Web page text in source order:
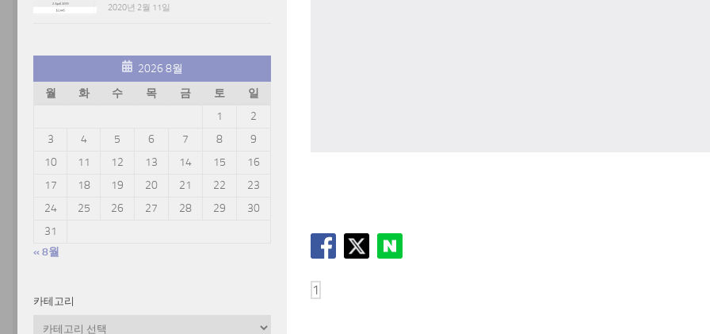
2020년 2월 11일
2026 8월
월
화 수 목 금 토
일
1
2
3
4 5 6 7 8
9
10
11 12 13 14 15
16
17
18 19 20 21 22
23
24
25 26 27 28 29
30
31
« 8월
카테고리